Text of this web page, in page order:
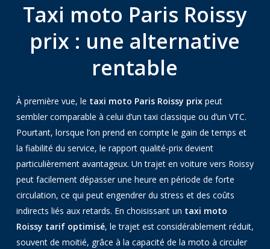
Taxi moto Paris Roissy
prix : une alternative
rentable
À première vue, le taxi moto Paris Roissy prixpeut
sembler comparable à celui d’un taxi classique ou d’un VTC.
Pourtant, lorsque l’on prend en compte le gain de temps et
la fiabilité du service, le rapport qualité-prix devient
particulièrement avantageux. Un trajet en voiture vers Roissy
peut facilement dépasser une heure en période de forte
circulation, ce qui peut engendrer du stress et des coûts
indirects liés aux retards. En choisissant un taxi moto
Roissy tarif optimisé, le trajet est considérablement réduit,
souvent de moitié, grâce à la capacité de la moto à circuler